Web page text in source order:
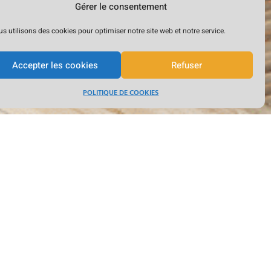
Gérer le consentement
utilisons des cookies pour optimiser notre site web et notre service.
Accepter les cookies Refuser
POLITIQUE DE COOKIES